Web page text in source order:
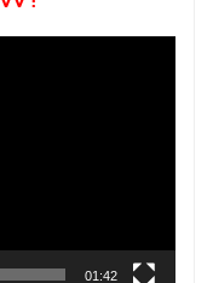
01:42